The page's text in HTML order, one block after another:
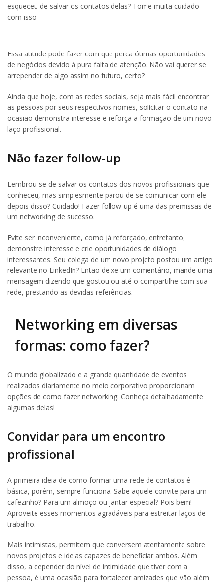
esqueceu de salvar os contatos delas? Tome muita cuidado
com isso!
Essa atitude pode fazer com que perca ótimas oportunidades
de negócios devido à pura falta de atenção. Não vai querer se
arrepender de algo assim no futuro, certo?
Ainda que hoje, com as redes sociais, seja mais fácil encontrar
as pessoas por seus respectivos nomes, solicitar o contato na
ocasião demonstra interesse e reforça a formação de um novo
laço profissional.
Não fazer follow-up
Lembrou-se de salvar os contatos dos novos profissionais que
conheceu, mas simplesmente parou de se comunicar com ele
depois disso? Cuidado! Fazer follow-up é uma das premissas de
um networking de sucesso.
Evite ser inconveniente, como já reforçado, entretanto,
demonstre interesse e crie oportunidades de diálogo
interessantes. Seu colega de um novo projeto postou um artigo
relevante no LinkedIn? Então deixe um comentário, mande uma
mensagem dizendo que gostou ou até o compartilhe com sua
rede, prestando as devidas referências.
Networking em diversas
formas: como fazer?
O mundo globalizado e a grande quantidade de eventos
realizados diariamente no meio corporativo proporcionam
opções de como fazer networking. Conheça detalhadamente
algumas delas!
Convidar para um encontro
profissional
A primeira ideia de como formar uma rede de contatos é
básica, porém, sempre funciona. Sabe aquele convite para um
cafezinho? Para um almoço ou jantar especial? Pois bem!
Aproveite esses momentos agradáveis para estreitar laços de
trabalho.
Mais intimistas, permitem que conversem atentamente sobre
novos projetos e ideias capazes de beneficiar ambos. Além
disso, a depender do nível de intimidade que tiver com a
pessoa, é uma ocasião para fortalecer amizades que vão além